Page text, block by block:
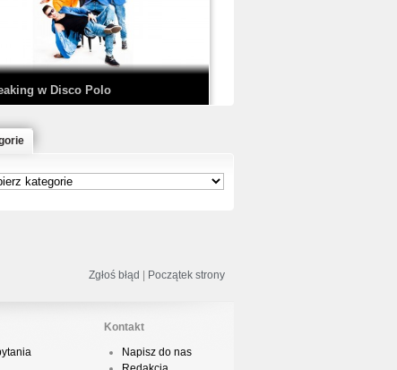
NOIR
Chubeats, Scratch:…
- Cienie
w Disco Polo
Zgłoś błąd | Początek strony
Kontakt
Napisz do nas